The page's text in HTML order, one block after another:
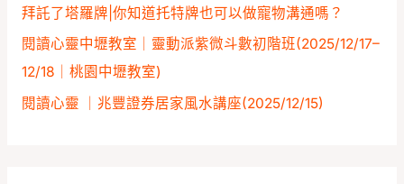
拜託了塔羅牌|你知道托特牌也可以做寵物溝通嗎？
閱讀心靈中壢教室｜靈動派紫微斗數初階班(2025/12/17–
12/18｜桃園中壢教室)
閱讀心靈 ｜兆豐證券居家風水講座️(2025/12/15)